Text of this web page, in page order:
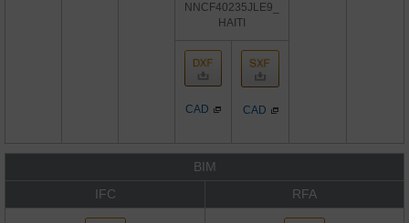
NNCF40235JLE9_
HAITI
CAD CAD
BIM
IFC
RFA